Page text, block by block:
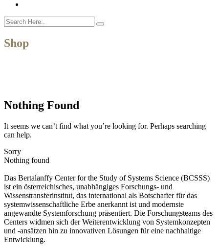
Shop
Nothing Found
It seems we can’t find what you’re looking for. Perhaps searching
can help.
Sorry
Nothing found
Das Bertalanffy Center for the Study of Systems Science (BCSSS)
ist ein österreichisches, unabhängiges Forschungs- und
Wissenstransferinstitut, das international als Botschafter für das
systemwissenschaftliche Erbe anerkannt ist und modernste
angewandte Systemforschung präsentiert. Die Forschungsteams des
Centers widmen sich der Weiterentwicklung von Systemkonzepten
und -ansätzen hin zu innovativen Lösungen für eine nachhaltige
Entwicklung.